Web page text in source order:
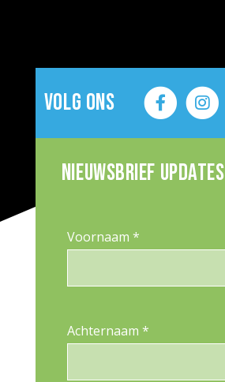
Nieuwsbrief updates
Volg ons
Voornaam *
Achternaam *